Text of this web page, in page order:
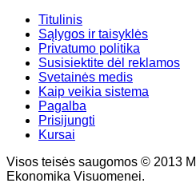
Titulinis
Sąlygos ir taisyklės
Privatumo politika
Susisiektite dėl reklamos
Svetainės medis
Kaip veikia sistema
Pagalba
Prisijungti
Kursai
Visos teisės saugomos © 2013
Ekonomika Visuomenei.